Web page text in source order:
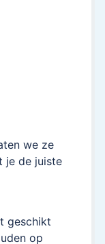
we ze
je de juiste
geschikt
op